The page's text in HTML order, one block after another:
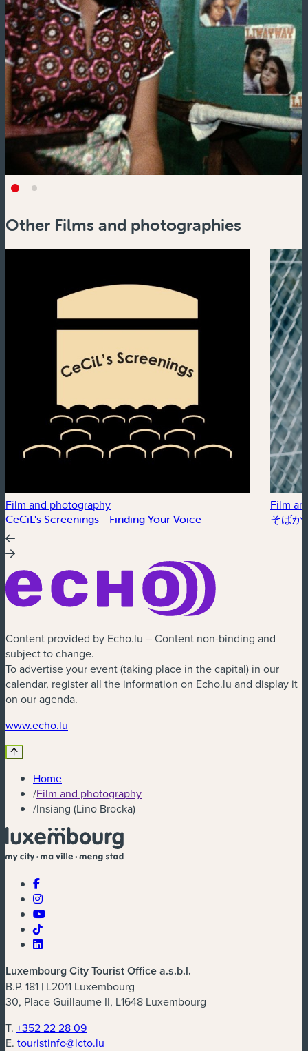
Other Films and photographies
Film and photography
CeCiL's Screenings - Finding Your Voice
Film
そばか
Content provided by Echo.lu – Content non-binding and
subject to change.
To advertise your event (taking place in the capital) in our
calendar, register all the information on Echo.lu and display it
on our agenda.
www.echo.lu
Home
/Film and photography
/Insiang (Lino Brocka)
Luxembourg City Tourist Office a.s.b.l.
B.P. 181 | L2011 Luxembourg
30, Place Guillaume II, L1648 Luxembourg
T. +352 22 28 09
E. touristinfo@lcto.lu